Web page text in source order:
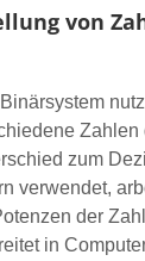
von
Zahlen
zum
verwendet,
der
in